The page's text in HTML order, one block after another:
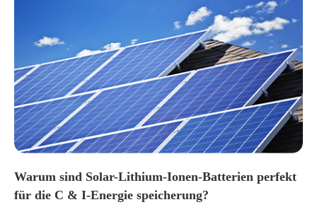
Warum sind Solar-Lithium-Ionen-Batterien perfekt
für die C & I-Energie speicherung?